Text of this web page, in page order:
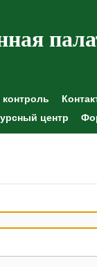
центр